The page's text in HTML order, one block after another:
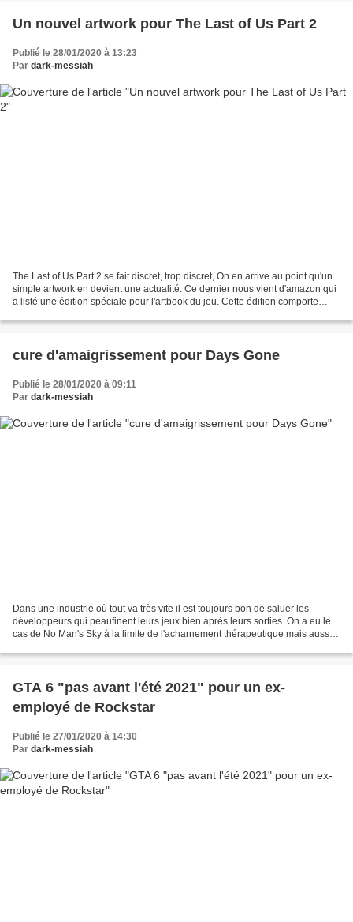
Un nouvel artwork pour The Last of Us Part 2
Publié le 28/01/2020 à 13:23
Par dark-messiah
The Last of Us Part 2 se fait discret, trop discret, On en arrive au point qu'un
simple artwork en devient une actualité. Ce dernier nous vient d'amazon qui
a listé une édition spéciale pour l'artbook du jeu. Cette édition comporte
cure d'amaigrissement pour Days Gone
Publié le 28/01/2020 à 09:11
Par dark-messiah
Dans une industrie où tout va très vite il est toujours bon de saluer les
développeurs qui peaufinent leurs jeux bien après leurs sorties. On a eu le
cas de No Man's Sky à la limite de l'acharnement thérapeutique mais aussi
GTA 6 "pas avant l'été 2021" pour un ex-
employé de Rockstar
Publié le 27/01/2020 à 14:30
Par dark-messiah